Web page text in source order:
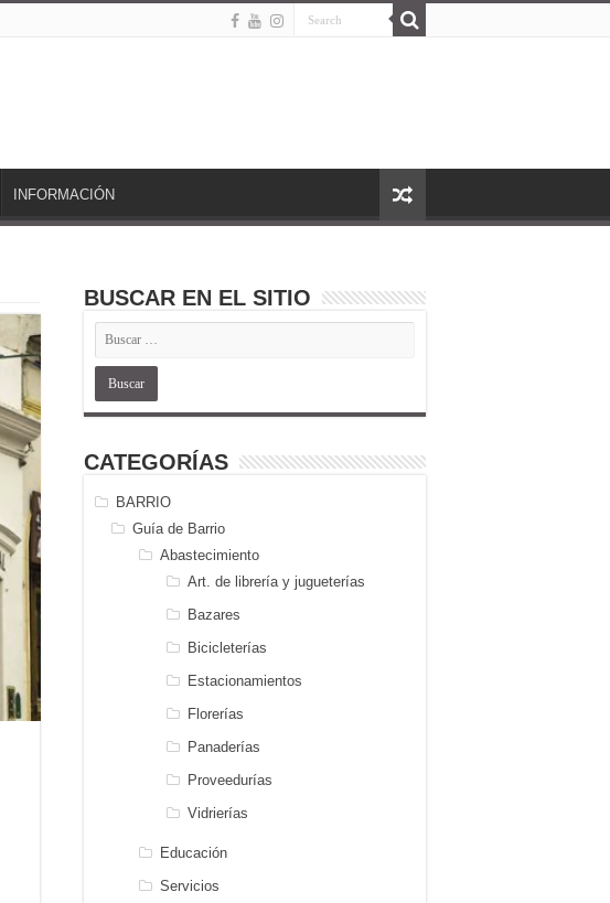
INFORMACIÓN
BUSCAR EN EL SITIO
CATEGORÍAS
BARRIO
Guía de Barrio
Abastecimiento
Art. de librería y jugueterías
Bazares
Bicicleterías
Estacionamientos
Florerías
Panaderías
Proveedurías
Vidrierías
Educación
Servicios